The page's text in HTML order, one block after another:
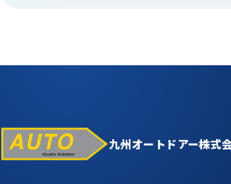
九州オートドアー株式